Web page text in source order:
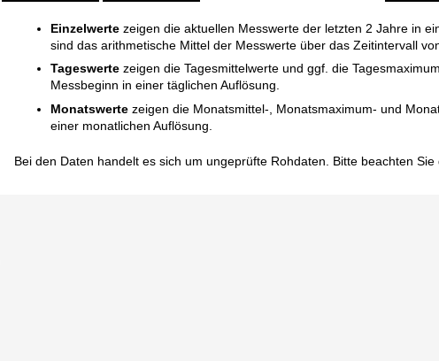
Einzelwertezeigen die aktuellen Messwerte der letzten 2 Jahre in
sind das arithmetische Mittel der Messwerte über das Zeitintervall
Tageswertezeigen die Tagesmittelwerte und ggf. die
Messbeginn in einer täglichen Auflösung.
Monatswertezeigen die Monatsmittel-, Monatsmaximum- und
einer monatlichen Auflösung.
Bei den Daten handelt es sich um ungeprüfte Rohdaten. Bitte beachten Sie